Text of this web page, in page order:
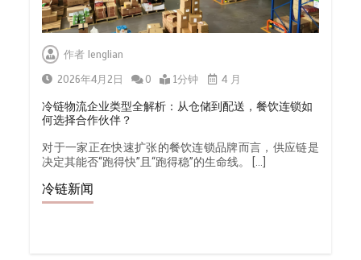
作者lenglian
2026年4月2日
0 1分钟 4 月
冷链物流企业类型全解析：从仓储到配送，餐饮连锁如
何选择合作伙伴？
对于一家正在快速扩张的餐饮连锁品牌而言，供应链是
决定其能否“跑得快”且“跑得稳”的生命线。 […]
冷链新闻
北京餐饮企业如何选择冷链公司？
0 1分钟
深圳冷链物流如何护航餐饮连锁？冻
品食材流通全解析